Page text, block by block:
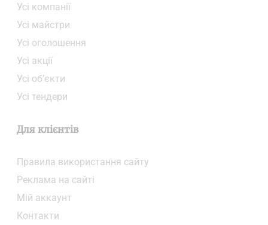
Усі компанії
Усі майстри
Усі оголошення
Усі акції
Усі об’єкти
Усі тендери
Для клієнтів
Правила використання сайту
Реклама на сайті
Мій аккаунт
Контакти